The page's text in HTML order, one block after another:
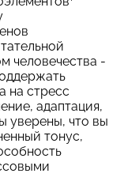
человечества -
на стресс
адаптация,
уверены, что вы
тонус,